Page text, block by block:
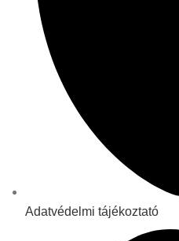
Adatvédelmi tájékoztató